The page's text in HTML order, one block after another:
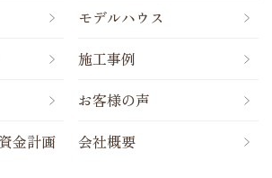
金計画
モデルハウス
施工事例
お客様の声
会社概要